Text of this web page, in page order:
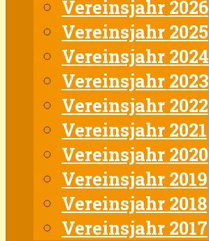
Vereinsjahr 2026
Vereinsjahr 2025
Vereinsjahr 2024
Vereinsjahr 2023
Vereinsjahr 2022
Vereinsjahr 2021
Vereinsjahr 2020
Vereinsjahr 2019
Vereinsjahr 2018
Vereinsjahr 2017